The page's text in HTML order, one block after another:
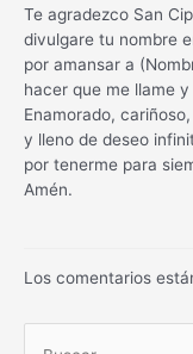
Te agradezco San
divulgare tu nombre
por amansar a
hacer que me llame
Enamorado,
y lleno de deseo
por tenerme para
Amén.
Los comentarios